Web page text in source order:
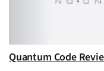
Quantum Code